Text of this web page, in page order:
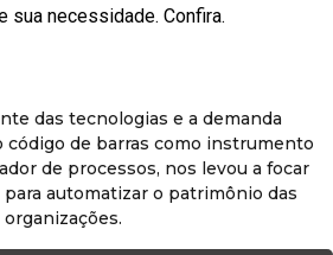
necessidade. Confira.
das tecnologias e a demanda
código de barras como instrumento
de processos, nos levou a focar
automatizar o patrimônio das
organizações.